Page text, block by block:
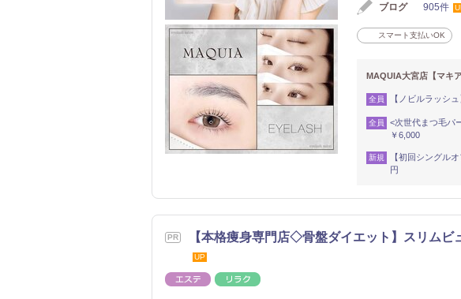
ブログ 905件
スマート支払いOK
MAQUIA大宮店【マキ
全員 【ノビルラッシ
全員
<次世代まつ毛パ
￥6,000
新規
【初回シングル
円
【本格痩身専門店◇骨盤ダイエット】スリム
UP
エステ